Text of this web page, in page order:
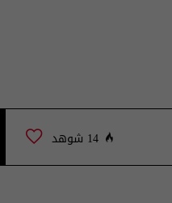
14 شوهد